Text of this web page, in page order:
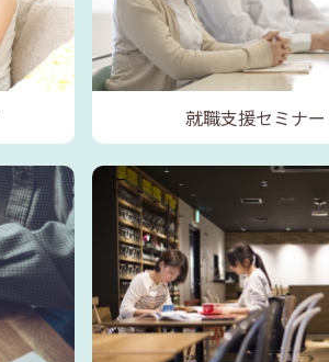
就職支援セミナー